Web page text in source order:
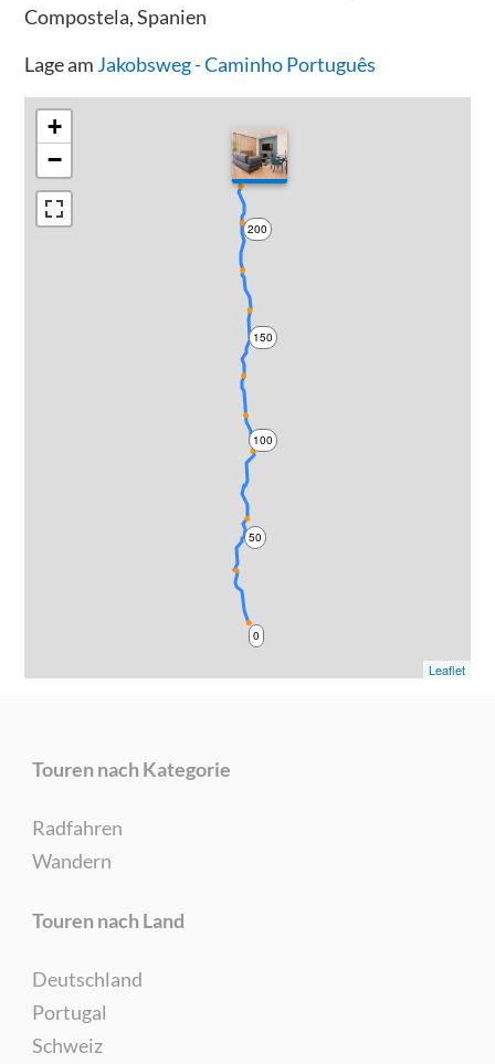
Compostela, Spanien
Lage am Jakobsweg - Caminho Português
0
50
100
150
200
+
−
Leaflet
Touren nach Kategorie
Radfahren
Wandern
Touren nach Land
Deutschland
Portugal
Schweiz